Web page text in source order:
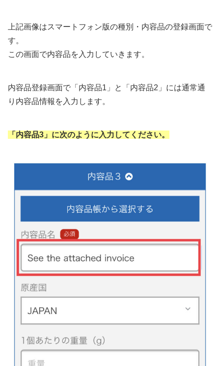
上記画像はスマートフォン版の種別・内容品の登録画面で
す。
この画面で内容品を入力していきます。
内容品登録画面で「内容品1」と「内容品2」には通常通
り内容品情報を入力します。
「内容品3」に次のように入力してください。